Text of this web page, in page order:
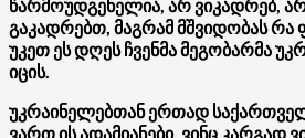
წარმოუდგენელია, არ ვიკადრებ,
გაკადრებთ, მაგრამ მშვიდობას რა
უკეთ ეს დღეს ჩვენმა მეგობარმა
იცის.
უკრაინელებთან ერთად
ვართ ის ადამიანები, ვინც კარგად